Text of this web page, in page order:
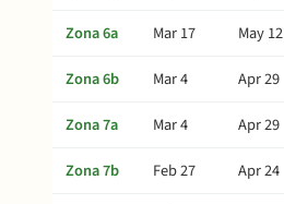
Zona 6a
Mar 17 May 12
Zona 6b
Mar 4 Apr 29
Zona 7a
Mar 4 Apr 29
Zona 7b
Feb 27 Apr 24